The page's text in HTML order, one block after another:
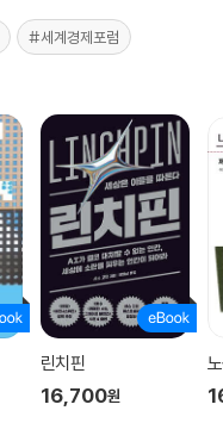
#세계경제포럼
린치핀
16,700원